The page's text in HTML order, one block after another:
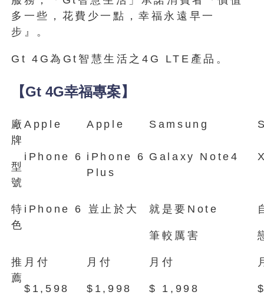
多一些，花費少一點，幸福永遠早一
步』。
Gt 4G為Gt智慧生活之4G LTE產品。
【Gt 4G幸福專案】
廠
牌
型
號
Apple Apple Samsung
iPhone 6 iPhone 6
Plus
Galaxy Note4
特
色
iPhone 6 豈止於大 就是要Note
筆較厲害
推
薦
月付
$1,598
月付
$1,998
月付
$ 1,998